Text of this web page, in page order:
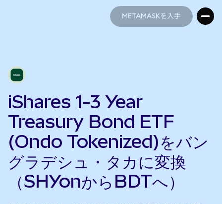
METAMASKを入手
iShares 1-3 Year
Treasury Bond ETF
(Ondo Tokenized)をバン
グラデシュ・タカに変換
（SHYonからBDTへ）